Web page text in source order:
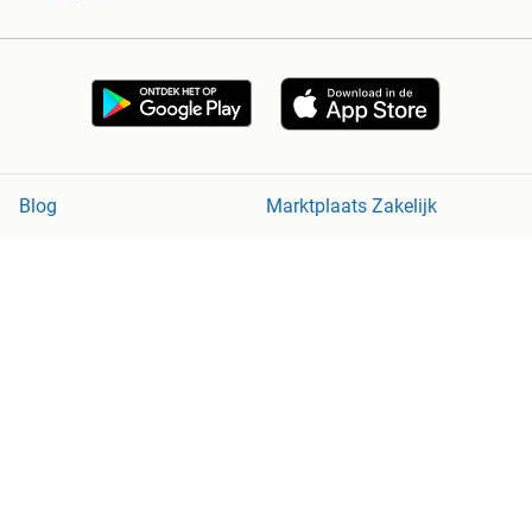
Blog
Marktplaats Zakelijk